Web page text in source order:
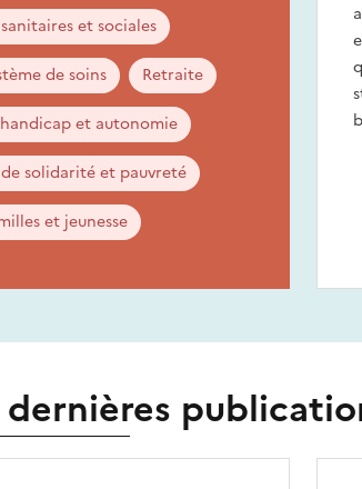
et sociales
de soins Retraite
et autonomie
solidarité et pauvreté
et jeunesse
dernières